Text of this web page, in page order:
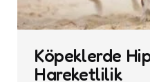
Köpeklerde
Hareketlilik